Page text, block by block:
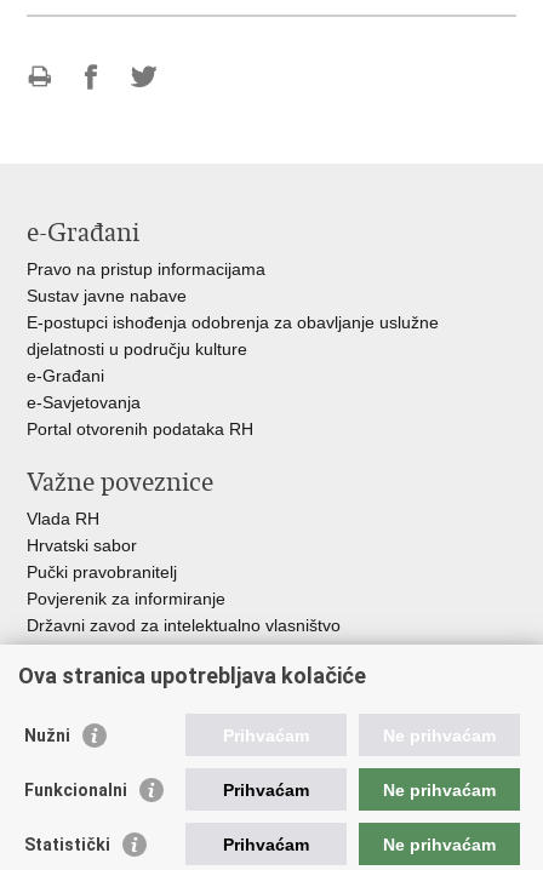
e-Građani
Pravo na pristup informacijama
Sustav javne nabave
E-postupci ishođenja odobrenja za obavljanje uslužne
djelatnosti u području kulture
e-Građani
e-Savjetovanja
Portal otvorenih podataka RH
Važne poveznice
Vlada RH
Hrvatski sabor
Pučki pravobranitelj
Povjerenik za informiranje
Državni zavod za intelektualno vlasništvo
HAKOM
Ostale poveznice
Hrvatski audiovizualni centar
Creative Europe
Ova stranica upotrebljava kolačiće
Nužni Prihvaćam Ne prihvaćam
Funkcionalni Prihvaćam Ne prihvaćam
Statistički Prihvaćam Ne prihvaćam